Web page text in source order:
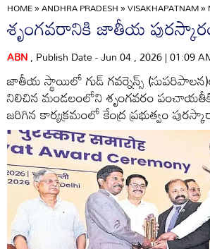
HOME»ANDHRA PRADESH»VISAKHAPATNAM»
శృంగవరానికి జాతీయ
ABN, Publish Date - Jun 04 , 2026 | 01:09
జాతీయ స్థాయిలో గుడ్‌ గవర్నెన్స్‌
నిలిచిన మండలంలోని శృంగవరం
జరిగిన కార్యక్రమంలో కేంద్ర ప్రభుత్వం